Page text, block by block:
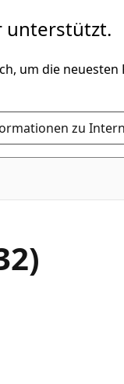
unterstützt.
um die
zu